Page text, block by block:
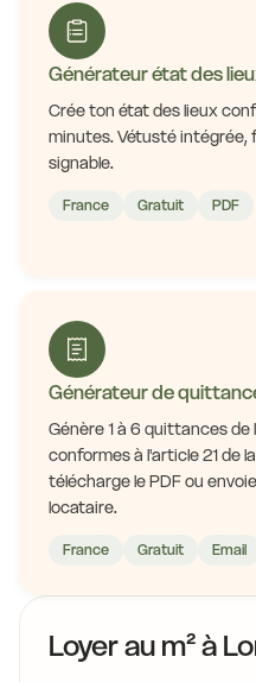
Générateur état des
Crée ton état des lieux
minutes. Vétusté intégrée,
signable.
France Gratuit PDF
Générateur de
Génère 1 à 6 quittances de
conformes à l'article 21 de
télécharge le PDF ou
locataire.
France Gratuit Email
Loyer au m² à